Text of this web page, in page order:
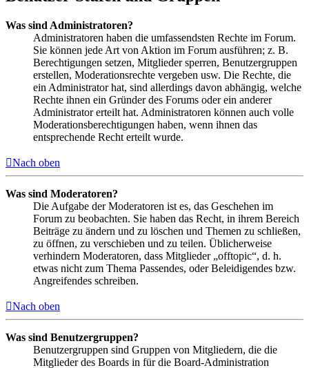
Was sind Administratoren?
Administratoren haben die umfassendsten Rechte im Forum.
Sie können jede Art von Aktion im Forum ausführen; z. B.
Berechtigungen setzen, Mitglieder sperren, Benutzergruppen
erstellen, Moderationsrechte vergeben usw. Die Rechte, die
ein Administrator hat, sind allerdings davon abhängig, welche
Rechte ihnen ein Gründer des Forums oder ein anderer
Administrator erteilt hat. Administratoren können auch volle
Moderationsberechtigungen haben, wenn ihnen das
entsprechende Recht erteilt wurde.
Nach oben
Was sind Moderatoren?
Die Aufgabe der Moderatoren ist es, das Geschehen im
Forum zu beobachten. Sie haben das Recht, in ihrem Bereich
Beiträge zu ändern und zu löschen und Themen zu schließen,
zu öffnen, zu verschieben und zu teilen. Üblicherweise
verhindern Moderatoren, dass Mitglieder „offtopic“, d. h.
etwas nicht zum Thema Passendes, oder Beleidigendes bzw.
Angreifendes schreiben.
Nach oben
Was sind Benutzergruppen?
Benutzergruppen sind Gruppen von Mitgliedern, die die
Mitglieder des Boards in für die Board-Administration